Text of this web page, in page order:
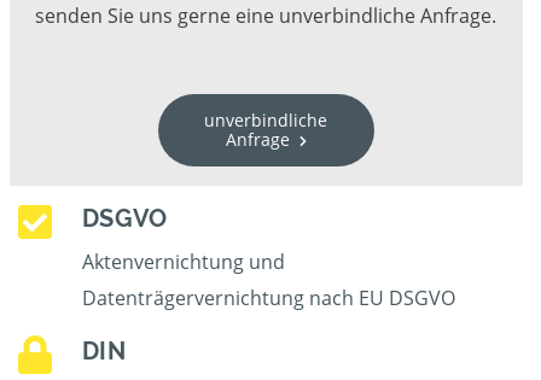
senden Sie uns gerne eine unverbindliche Anfrage.
unverbindliche
Anfrage
DSGVO
Aktenvernichtung und
Datenträgervernichtung nach EU DSGVO
DIN